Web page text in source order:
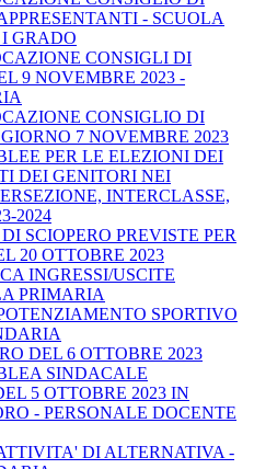
- SCUOLA
GRADO
CONSIGLI DI
9 NOVEMBRE 2023 -
CONSIGLIO DI
7 NOVEMBRE 2023
PER LE ELEZIONI DEI
DEI GENITORI NEI
INTERCLASSE,
2024
SCIOPERO PREVISTE PER
20 OTTOBRE 2023
INGRESSI/USCITE
PRIMARIA
SPORTIVO
DEL 6 OTTOBRE 2023
SINDACALE
5 OTTOBRE 2023 IN
- PERSONALE DOCENTE
DI ALTERNATIVA -